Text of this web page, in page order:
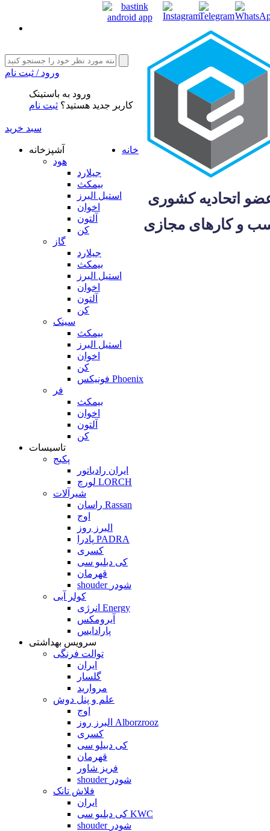
ورود / ثبت نام
ورود به باستینک
کاربر جدید هستید؟ ثبت نام
سبد خرید
خانه
آشپزخانه
هود
جیلارد
بیمکث
استیل البرز
اخوان
آلتون
کن
گاز
جیلارد
بیمکث
استیل البرز
اخوان
آلتون
کن
سینک
بیمکث
استیل البرز
اخوان
کن
فونیکس Phoenix
فر
بیمکث
اخوان
آلتون
کن
تاسیسات
پکیج
ایران رادیاتور
لورچ LORCH
شیرآلات
راسان Rassan
اوج
البرز روز
پادرا PADRA
کسری
کی دبلیو سی
قهرمان
shouder شودر
کولر آبی
انرژی Energy
آیرومکس
پارادایس
سرویس بهداشتی
توالت فرنگی
ایران
گلسار
مروارید
علم و پنل دوش
اوج
البرز روز Alborzrooz
کسری
کی دبیلو سی
قهرمان
فریز شاور
shouder شودر
فلاش تانک
ایران
کی دبلیو سی KWC
shouder شودر